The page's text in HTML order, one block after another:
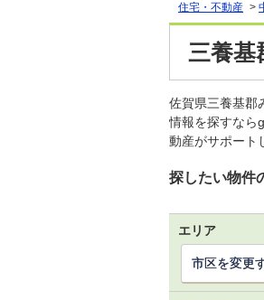
住宅・不動産 >
三養基
佐賀県三養基郡
情報を探すなら
動産がサポート
探したい物件
エリア
市区を変更